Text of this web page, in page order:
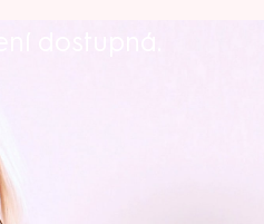
dostupná.
Příběh velké pozitivní
i inspiruje.